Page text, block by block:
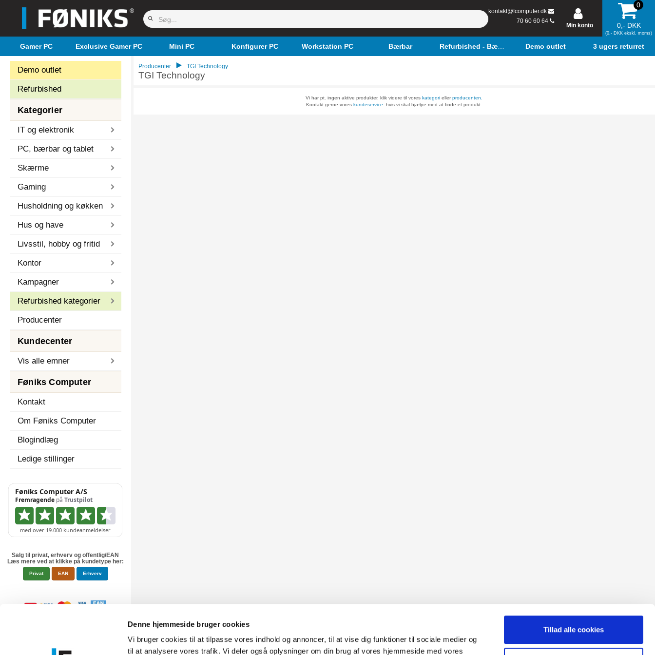
Denne hjemmeside bruger cookies
Vi bruger cookies til at tilpasse vores indhold og annoncer, til at vise dig funktioner til sociale medier og
til at analysere vores trafik. Vi deler også oplysninger om din brug af vores hjemmeside med vores
Tillad alle cookies
kontakt@fcomputer.dk
70 60 60 64
Min konto
0
0,- DKK
(0,- DKK ekskl. moms)
Gamer PC Exclusive Gamer PC Mini PC Konfigurer PC Workstation PC Bærbar Refurbished - Bærbar Demo outlet 3 ugers returret
Demo outlet
Refurbished
Kategorier
IT og elektronik
PC, bærbar og tablet
Skærme
Gaming
Husholdning og køkken
Hus og have
Livsstil, hobby og fritid
Kontor
Kampagner
Refurbished kategorier
Producenter
Kundecenter
Vis alle emner
Føniks Computer
Kontakt
Om Føniks Computer
Blogindlæg
Ledige stillinger
Salg til privat, erhverv og offentlig/EAN
Læs mere ved at klikke på kundetype her:
Privat EAN Erhverv
Producenter TGI Technology
TGI Technology
Vi har pt. ingen aktive produkter, klik videre til voreskategori ellerproducenten.
Kontakt gerne voreskundeservice. hvis vi skal hjælpe med at finde et produkt.